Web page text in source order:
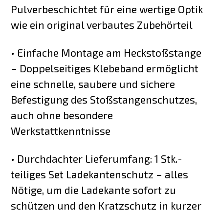
Pulverbeschichtet für eine wertige Optik
wie ein original verbautes Zubehörteil
• Einfache Montage am Heckstoßstange
– Doppelseitiges Klebeband ermöglicht
eine schnelle, saubere und sichere
Befestigung des Stoßstangenschutzes,
auch ohne besondere
Werkstattkenntnisse
• Durchdachter Lieferumfang: 1 Stk.-
teiliges Set Ladekantenschutz – alles
Nötige, um die Ladekante sofort zu
schützen und den Kratzschutz in kurzer